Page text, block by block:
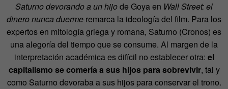
Saturno devorando a un hijode Goya en Wall Street: el
dinero nunca duerme remarca la ideología del film. Para los
expertos en mitología griega y romana, Saturno (Cronos) es
una alegoría del tiempo que se consume. Al margen de la
interpretación académica es difícil no establecer otra: el
capitalismo se comería a sus hijos para sobrevivir, tal y
como Saturno devoraba a sus hijos para conservar el trono.